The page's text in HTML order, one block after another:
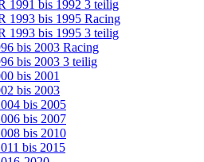
1991 bis 1992 3 teilig
1993 bis 1995 Racing
1993 bis 1995 3 teilig
bis 2003 Racing
bis 2003 3 teilig
bis 2001
bis 2003
bis 2005
bis 2007
bis 2010
bis 2015